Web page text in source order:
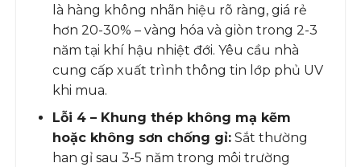
là hàng không nhãn hiệu rõ ràng, giá rẻ
hơn 20-30% – vàng hóa và giòn trong 2-3
năm tại khí hậu nhiệt đới. Yêu cầu nhà
cung cấp xuất trình thông tin lớp phủ UV
khi mua.
Lỗi 4 – Khung thép không mạ kẽm
hoặc không sơn chống gỉ:Sắt thường
han gỉ sau 3-5 năm trong môi trường